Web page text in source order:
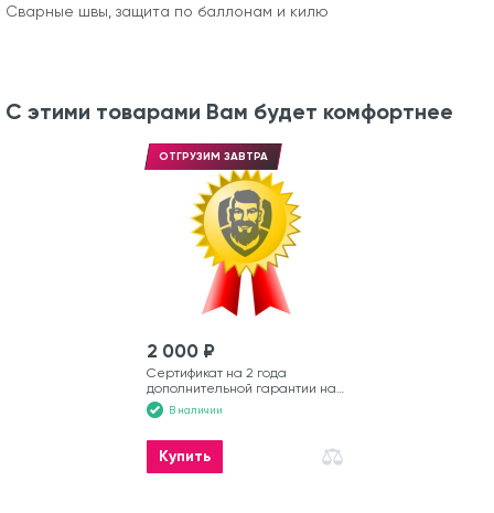
Сварные швы, защита по баллонам и килю
С этими товарами Вам будет комфортнее
ОТГРУЗИМ ЗАВТРА
2 000 ₽
Сертификат на 2 года
дополнительной гарантии на
лодкуВ наличии
Купить